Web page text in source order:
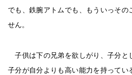
でも、鉄腕アトムでも、もういっその
せん。
子供は下の兄弟を欲しがり、子分と
子分が自分よりも高い能力を持ってい